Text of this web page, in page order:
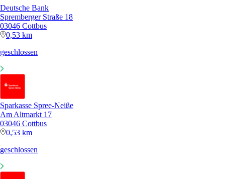
Deutsche Bank
Spremberger Straße 18
03046 Cottbus
0,53 km
geschlossen
Sparkasse Spree-Neiße
Am Altmarkt 17
03046 Cottbus
0,53 km
geschlossen